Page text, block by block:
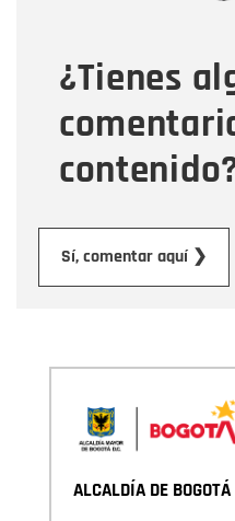
¿Tienes
Sí, comentar aquí ❯
Mensaje
ALCALDÍA DE BOGOTÁ